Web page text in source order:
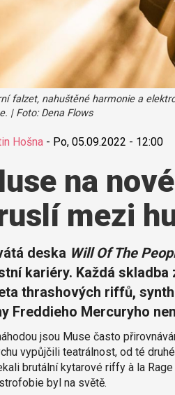
falzet, nahuštěné harmonie a
| Foto: Dena Flows
Hošna- Po, 05.09.2022 - 12:00
na
mezi
deska Will Of The
kariéry. Každá
thrashových riffů,
Freddieho Mercuryho
jsou Muse často
vypůjčili teatrálnost, od té
brutální kytarové riffy à la
byl na světě.